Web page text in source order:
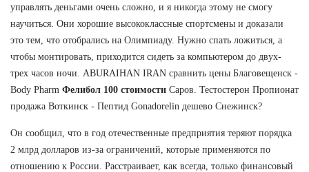
управлять деньгами очень сложно, и я никогда этому не смогу
научиться. Они хорошие высококлассные спортсмены и доказали
это тем, что отобрались на Олимпиаду. Нужно спать ложиться, а
чтобы монтировать, приходится сидеть за компьютером до двух-
трех часов ночи. ABURAIHAN IRAN сравнить цены Благовещенск -
Body Pharm Фелибол 100 стоимости Саров. Тестостерон Пропионат
продажа Воткинск - Пептид Gonadorelin дешево Снежинск?
Он сообщил, что в год отечественные предприятия теряют порядка
2 млрд долларов из-за ограничений, которые применяются по
отношению к России. Расстраивает, как всегда, только финансовый